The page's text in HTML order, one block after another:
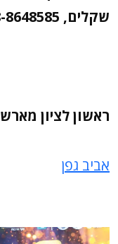
שקלים, 08-8648585
ראשון לציון מארש
אביב גפן